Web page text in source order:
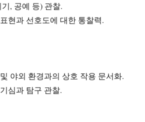
, 공예 등) 관찰.
현과 선호도에 대한 통찰력.
야외 환경과의 상호 작용 문서화.
심과 탐구 관찰.